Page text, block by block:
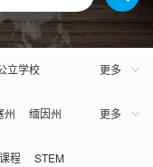
更多
立学校
更多
州
缅因州
程 STEM